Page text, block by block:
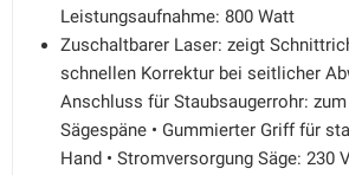
Leistungsaufnahme: 800 Watt
Zuschaltbarer Laser: zeigt
schnellen Korrektur bei seitlicher
Anschluss für Staubsaugerrohr:
Sägespäne • Gummierter Griff für
Hand • Stromversorgung Säge: 230